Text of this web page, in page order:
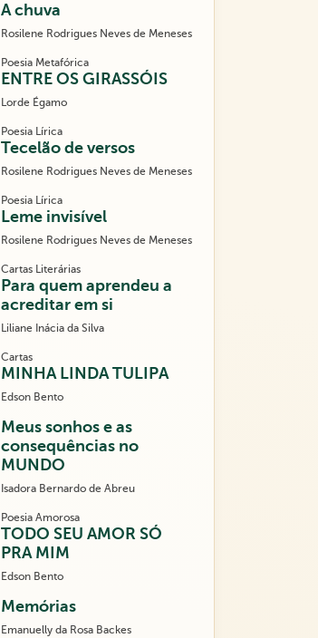
A chuva
Rosilene Rodrigues Neves de Meneses
Poesia Metafórica
ENTRE OS GIRASSÓIS
Lorde Égamo
Poesia Lírica
Tecelão de versos
Rosilene Rodrigues Neves de Meneses
Poesia Lírica
Leme invisível
Rosilene Rodrigues Neves de Meneses
Cartas Literárias
Para quem aprendeu a
acreditar em si
Liliane Inácia da Silva
Cartas
MINHA LINDA TULIPA
Edson Bento
Meus sonhos e as
consequências no
MUNDO
Isadora Bernardo de Abreu
Poesia Amorosa
TODO SEU AMOR SÓ
PRA MIM
Edson Bento
Memórias
Emanuelly da Rosa Backes